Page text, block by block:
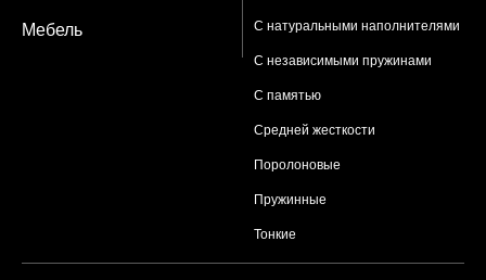
С натуральными наполнителями
С независимыми пружинами
С памятью
Средней жесткости
Поролоновые
Пружинные
Тонкие
Мебель